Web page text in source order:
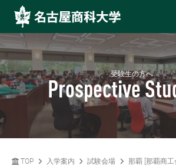
受験生の方へ
Prospective
TOP 入学案内 試験会場 那覇 [那覇商工